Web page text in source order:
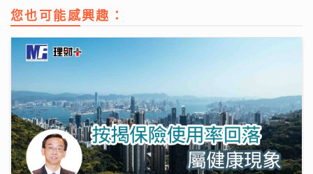
您也可能感興趣：